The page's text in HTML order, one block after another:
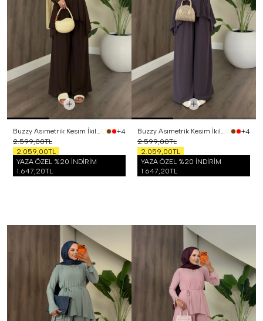
Buzzy Asımetrik Kesim İkili Takım Kahverengi
+4
2.599,00TL
2.059,00TL
YAZA ÖZEL %20 İNDİRİM
1.647,20TL
Buzzy Asımetrik Kesim İkili Takım Mor
+4
2.599,00TL
2.059,00TL
YAZA ÖZEL %20 İNDİRİM
1.647,20TL